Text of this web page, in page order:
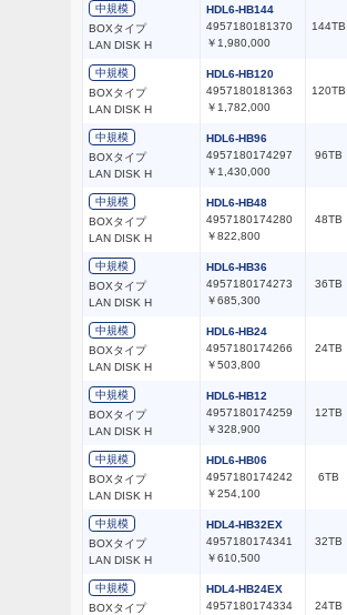
中規模
BOXタイプ
LAN DISK H
HDL6-HB144
4957180181370
￥1,980,000
144TB
中規模
BOXタイプ
LAN DISK H
HDL6-HB120
4957180181363
￥1,782,000
120TB
中規模
BOXタイプ
LAN DISK H
HDL6-HB96
4957180174297
￥1,430,000
96TB
中規模
BOXタイプ
LAN DISK H
HDL6-HB48
4957180174280
￥822,800
48TB
中規模
BOXタイプ
LAN DISK H
HDL6-HB36
4957180174273
￥685,300
36TB
中規模
BOXタイプ
LAN DISK H
HDL6-HB24
4957180174266
￥503,800
24TB
中規模
BOXタイプ
LAN DISK H
HDL6-HB12
4957180174259
￥328,900
12TB
中規模
BOXタイプ
LAN DISK H
HDL6-HB06
4957180174242
￥254,100
6TB
中規模
BOXタイプ
LAN DISK H
HDL4-HB32EX
4957180174341
￥610,500
32TB
中規模
BOXタイプ
HDL4-HB24EX
4957180174334
24TB